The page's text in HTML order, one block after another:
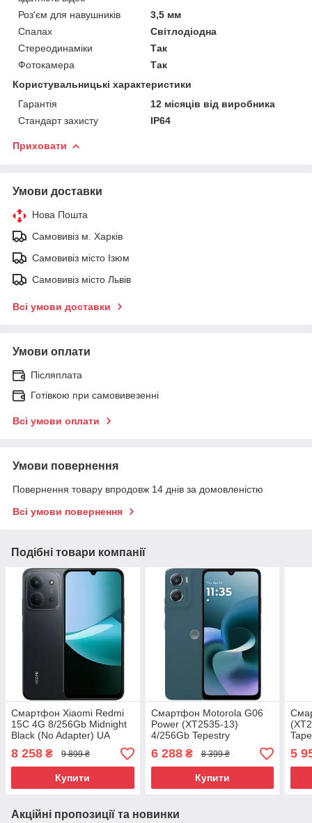
Роз'єм для навушників
3,5 мм
Спалах
Світлодіодна
Стереодинаміки
Так
Фотокамера
Так
Користувальницькі характеристики
Гарантія
12 місяців від виробника
Стандарт захисту
IP64
Приховати
Умови доставки
Нова Пошта
Самовивіз м. Харків
Самовивіз місто Ізюм
Самовивіз місто Львів
Всі умови доставки
Умови оплати
Післяплата
Готівкою при самовивезенні
Всі умови оплати
Умови повернення
Повернення товару впродовж 14 днів за домовленістю
Всі умови повернення
Подібні товари компанії
Смартфон Xiaomi Redmi
15C 4G 8/256Gb Midnight
Black (No Adapter) UA
8 258 ₴ 9 899 ₴
Купити
Смартфон Motorola G06
Power (XT2535-13)
4/256Gb Tepestry
(PBA00000UA) No Adapter
UA UCRF
6 288₴ 8 399 ₴
Купити
5
Акційні пропозиції та новинки